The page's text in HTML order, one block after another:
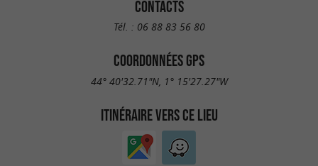
CONTACTS
Tél. : 06 88 83 56 80
COORDONNÉES GPS
44° 40'32.71"N, 1° 15'27.27"W
ITINÉRAIRE VERS CE LIEU